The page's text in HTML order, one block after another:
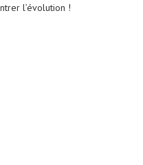
l’évolution !